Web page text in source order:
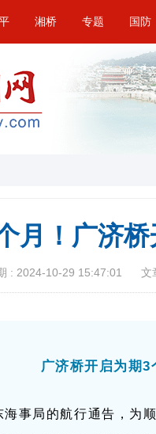
湘桥 专题 国防
月！广济
: 2024-10-29 15:47:01 文
广济桥开启为期
事局的航行通告，为